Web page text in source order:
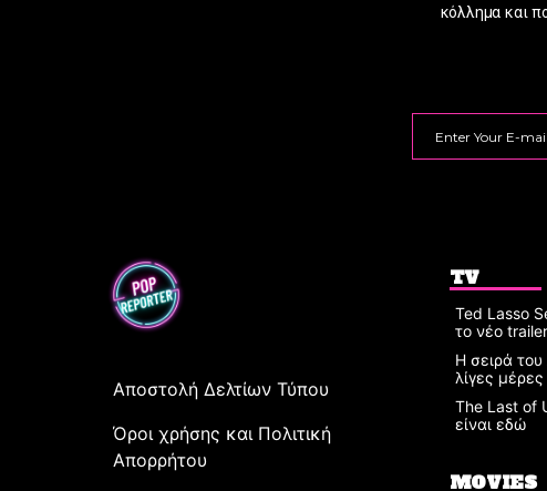
κόλλημα και
Αποστολή Δελτίων Τύπου
Όροι χρήσης και Πολιτική
Απορρήτου
TV
Ted Lasso
το νέο
Η σειρά
λίγες
The Last of
είναι εδώ
MOVIES